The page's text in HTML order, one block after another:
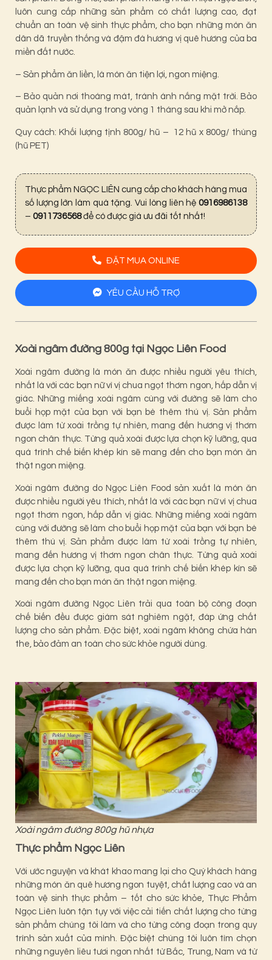
luôn cung cấp những sản phẩm có chất lượng cao, đạt
chuẩn an toàn vệ sinh thực phẩm, cho bạn những món ăn
dân dã truyền thống và đậm đà hương vị quê hương của ba
miền đất nước.
– Sản phẩm ăn liền, là món ăn tiện lợi, ngon miệng.
– Bảo quản nơi thoáng mát, tránh ánh nắng mặt trời. Bảo
quản lạnh và sử dụng trong vòng 1 tháng sau khi mở nắp.
Quy cách: Khối lượng tịnh 800g/ hũ – 12 hũ x 800g/ thùng
(hũ PET)
Thực phẩm NGỌC LIÊN cung cấp cho khách hàng mua
số lượng lớn làm quà tặng. Vui lòng liên hệ 0916986138
– 0911736568để có được giá ưu đãi tốt nhất!
ĐẶT MUA ONLINE
YÊU CẦU HỖ TRỢ
Xoài ngâm đường 800g tại Ngọc Liên Food
Xoài ngâm đường là món ăn được nhiều người yêu thích,
nhất là với các bạn nữ vì vị chua ngọt thơm ngon, hấp dẫn vị
giác. Những miếng xoài ngâm cùng với đường sẽ làm cho
buổi họp mặt của bạn với bạn bè thêm thú vị. Sản phẩm
được làm từ xoài trồng tự nhiên, mang đến hương vị thơm
ngon chân thực. Từng quả xoài được lựa chọn kỹ lưỡng, qua
quá trình chế biến khép kín sẽ mang đến cho bạn món ăn
thật ngon miệng.
Xoài ngâm đường do Ngọc Liên Food sản xuất là món ăn
được nhiều người yêu thích, nhất là với các bạn nữ vì vị chua
ngọt thơm ngon, hấp dẫn vị giác. Những miếng xoài ngâm
cùng với đường sẽ làm cho buổi họp mặt của bạn với bạn bè
thêm thú vị. Sản phẩm được làm từ xoài trồng tự nhiên,
mang đến hương vị thơm ngon chân thực. Từng quả xoài
được lựa chọn kỹ lưỡng, qua quá trình chế biến khép kín sẽ
mang đến cho bạn món ăn thật ngon miệng.
Xoài ngâm đường Ngọc Liên trải qua toàn bộ công đoạn
chế biến đều được giám sát nghiêm ngặt, đáp ứng chất
lượng cho sản phẩm. Đặc biệt, xoài ngâm không chứa hàn
the, bảo đảm an toàn cho sức khỏe người dùng.
Xoài ngâm đường 800g hũ nhựa
Thực phẩm Ngọc Liên
Với ước nguyện và khát khao mang lại cho Quý khách hàng
những món ăn quê hương ngon tuyệt, chất lượng cao và an
toàn vệ sinh thực phẩm – tốt cho sức khỏe, Thực Phẩm
Ngọc Liên luôn tận tụy với việc cải tiến chất lượng cho từng
sản phẩm chúng tôi làm và cho từng công đoạn trong quy
trình sản xuất của mình. Đặc biệt chúng tôi luôn tìm chọn
những nguyên liêu tươi ngon nhất từ Bắc, Trung, Nam và từ